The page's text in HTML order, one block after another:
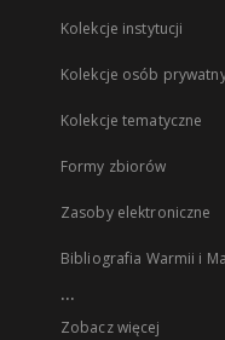
Kolekcje instytucji
Kolekcje osób
Kolekcje tematyczne
Formy zbiorów
Zasoby elektroniczne
Bibliografia Warmii i
...
Zobacz więcej